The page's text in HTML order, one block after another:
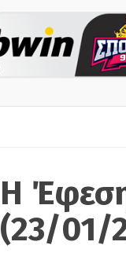
Η
(23/01/